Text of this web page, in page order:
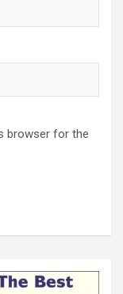
browser for the